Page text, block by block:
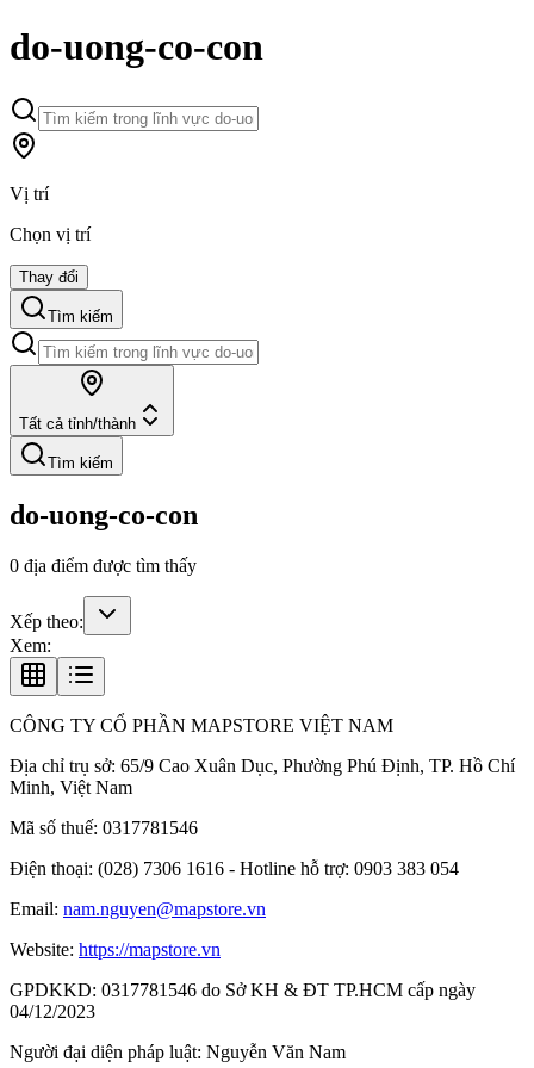
do-uong-co-con
Vị trí
Chọn vị trí
Thay đổi
Tìm kiếm
Tất cả tỉnh/thành
Tìm kiếm
do-uong-co-con
0 địa điểm được tìm thấy
Xếp theo:
Xem:
CÔNG TY CỔ PHẦN MAPSTORE VIỆT NAM
Địa chỉ trụ sở: 65/9 Cao Xuân Dục, Phường Phú Định, TP. Hồ Chí
Minh, Việt Nam
Mã số thuế: 0317781546
Điện thoại: (028) 7306 1616 - Hotline hỗ trợ: 0903 383 054
Email: nam.nguyen@mapstore.vn
Website: https://mapstore.vn
GPDKKD: 0317781546 do Sở KH & ĐT TP.HCM cấp ngày
04/12/2023
Người đại diện pháp luật: Nguyễn Văn Nam